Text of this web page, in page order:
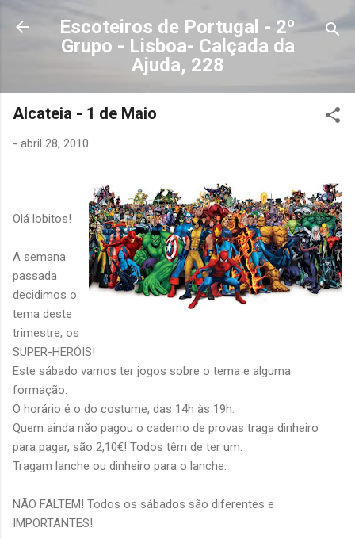
Avançar para o conteúdo principal
Escoteiros de Portugal - 2º
Grupo - Lisboa- Calçada da
Ajuda, 228
Alcateia - 1 de Maio
- abril 28, 2010
Olá lobitos!
A semana
passada
decidimos o
tema deste
trimestre, os
SUPER-HERÓIS!
Este sábado vamos ter jogos sobre o tema e alguma
formação.
O horário é o do costume, das 14h às 19h.
Quem ainda não pagou o caderno de provas traga dinheiro
para pagar, são 2,10€! Todos têm de ter um.
Tragam lanche ou dinheiro para o lanche.
NÃO FALTEM! Todos os sábados são diferentes e
IMPORTANTES!